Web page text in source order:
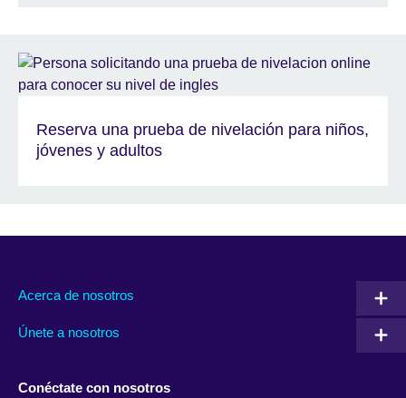
Reserva una prueba de nivelación para niños,
jóvenes y adultos
Acerca de nosotros
Únete a nosotros
Conéctate con nosotros